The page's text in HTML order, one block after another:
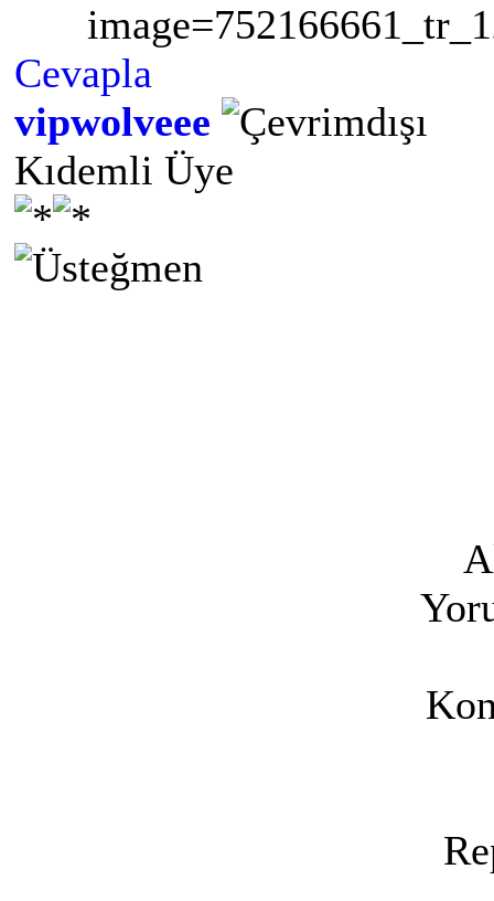
Cevapla
vipwolveee
Kıdemli Üye